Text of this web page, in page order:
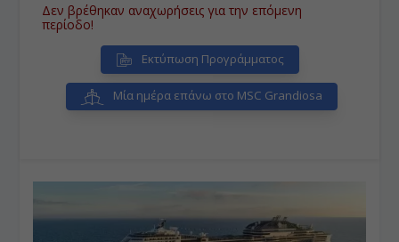
Δεν βρέθηκαν αναχωρήσεις για την επόμενη
περίοδο!
Εκτύπωση Προγράμματος
Μία ημέρα επάνω στο MSC Grandiosa